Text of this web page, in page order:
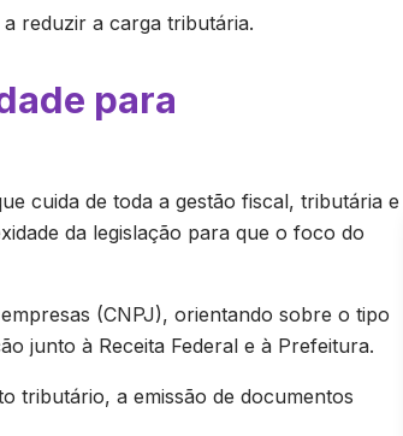
reduzir a carga tributária.
para
cuida de toda a gestão fiscal, tributária e
da legislação para que o foco do
(CNPJ), orientando sobre o tipo
junto à Receita Federal e à Prefeitura.
tributário, a emissão de documentos